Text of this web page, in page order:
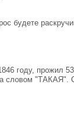
будете
году, прожил
словом "ТАКАЯ".